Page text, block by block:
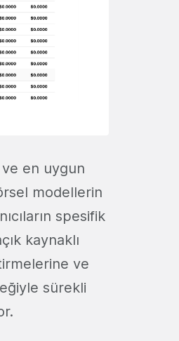
ve en uygun
modellerin
spesifik
kaynaklı
ve
sürekli